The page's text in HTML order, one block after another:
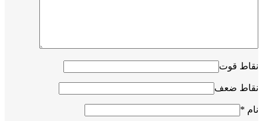
نقاط قوت
نقاط ضعف
نام *